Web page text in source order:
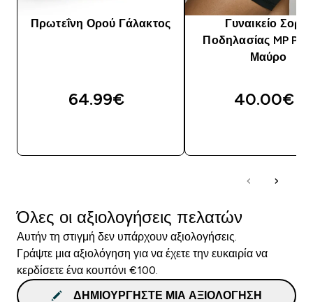
Πρωτεΐνη Ορού Γάλακτος
64.99€‎
Γυναικείο Σορτς
Ποδηλασίας MP
Μαύρο
40.00€‎
Όλες οι αξιολογήσεις πελατών
Αυτήν τη στιγμή δεν υπάρχουν αξιολογήσεις.
Γράψτε μια αξιολόγηση για να έχετε την ευκαιρία να
κερδίσετε ένα κουπόνι €100.
ΔΗΜΙΟΥΡΓΉΣΤΕ ΜΙΑ ΑΞΙΟΛΌΓΗΣΗ